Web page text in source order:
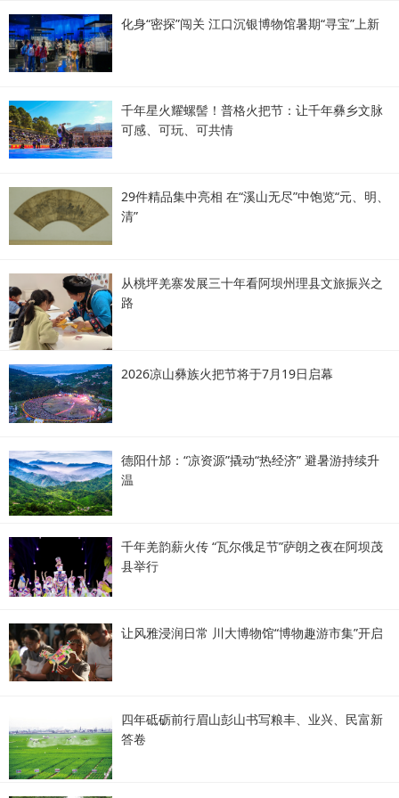
化身“密探”闯关 江口沉银博物馆暑期“寻宝”上新
千年星火耀螺髻！普格火把节：让千年彝乡文脉
可感、可玩、可共情
29件精品集中亮相 在“溪山无尽”中饱览“元、明、
清”
从桃坪羌寨发展三十年看阿坝州理县文旅振兴之
路
2026凉山彝族火把节将于7月19日启幕
德阳什邡：“凉资源”撬动“热经济” 避暑游持续升
温
千年羌韵薪火传 “瓦尔俄足节”萨朗之夜在阿坝茂
县举行
让风雅浸润日常 川大博物馆“博物趣游市集”开启
四年砥砺前行眉山彭山书写粮丰、业兴、民富新
答卷